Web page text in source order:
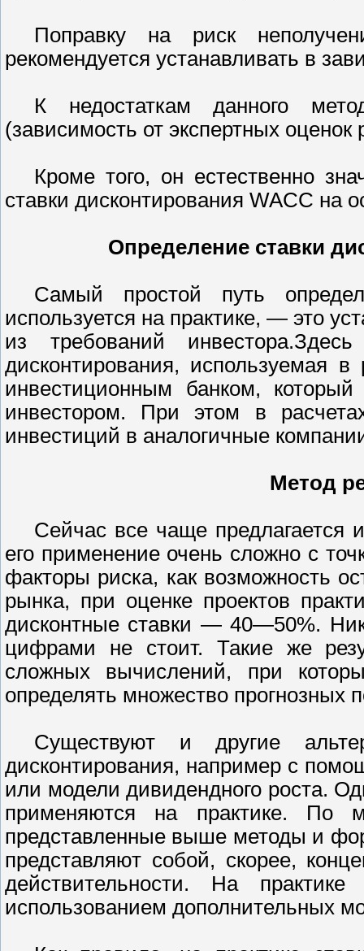
Поправку на риск
рекомендуется устанавливать в
К недостаткам данного
(зависимость от экспертных оценок
Кроме того, он естественно
ставки дисконтирования WACC на
Определение ставки
Самый простой путь
используется на практике, — это
из требований
дисконтирования, используемая в
инвестиционным банком,
инвестором. При этом в
инвестиций в аналогичные
Метод
Сейчас все чаще предлагается
его применение очень сложно с
факторы риска, как возможность
рынка, при оценке проектов
дисконтные ставки — 40—50%.
цифрами не стоит. Такие же
сложных вычислений, при
определять множество прогнозных
Существуют и другие
дисконтирования, например с
или модели дивидендного роста.
применяются на практике. По
представленные выше методы и
представляют собой, скорее,
действительности. На
использованием дополнительных